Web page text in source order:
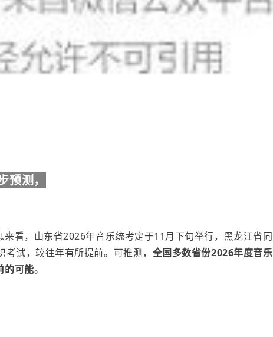
预测，
来看，山东省2026年音乐统考定于11月下旬举行，黑龙江省同
试，较往年有所提前。可推测， 全国多数省份2026年度音乐
的可能。